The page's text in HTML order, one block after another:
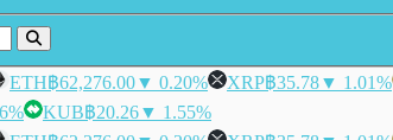
ETH฿62,276.00▼ 0.20% XRP฿35.78▼ 1.01%
KUB฿20.26▼ 1.55%